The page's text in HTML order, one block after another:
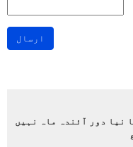
ارسال
نیا دور آئندہ ماہ نہیں